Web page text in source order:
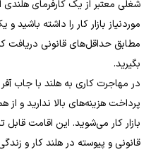
شغلی معتبر از یک کارفرمای
موردنیاز بازار کار را داشته
مطابق حداقل‌های قانونی دریافت
بگیرید.
در مهاجرت کاری به هلند با جاب
پرداخت هزینه‌های بالا ندارید و از
قانونی و پیوسته در هلند کار و